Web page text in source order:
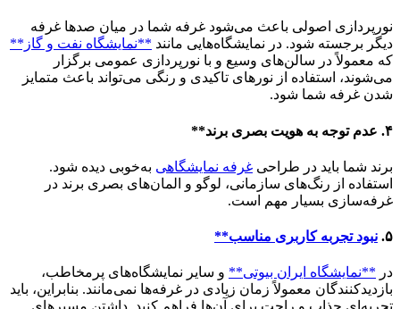
نورپردازی اصولی باعث می‌شود غرفه شما در میان صدها غرفه
دیگر برجسته شود. در نمایشگاه‌هایی مانند **نمایشگاه نفت و گاز**
که معمولاً در سالن‌های وسیع و با نورپردازی عمومی برگزار
می‌شوند، استفاده از نورهای تاکیدی و رنگی می‌تواند باعث متمایز
شدن غرفه شما شود.
۴. عدم توجه به هویت بصری برند**
برند شما باید در طراحی غرفه نمایشگاهی به‌خوبی دیده شود.
استفاده از رنگ‌های سازمانی، لوگو و المان‌های بصری برند در
غرفه‌سازی بسیار مهم است.
۵. نبود تجربه کاربری مناسب**
در **نمایشگاه ایران بیوتی** و سایر نمایشگاه‌های پرمخاطب،
بازدیدکنندگان معمولاً زمان زیادی در غرفه‌ها نمی‌مانند. بنابراین، باید